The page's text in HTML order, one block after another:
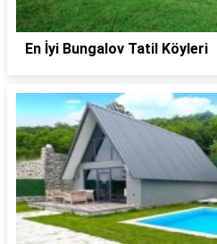
En İyi Bungalov Tatil Köyleri